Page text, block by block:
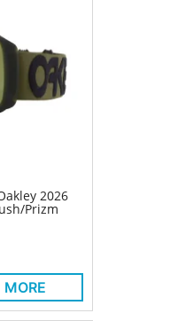
2026
Prizm
MORE